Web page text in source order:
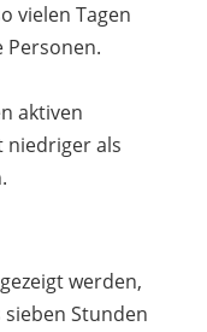
vielen Tagen
Personen.
aktiven
niedriger als
werden,
Stunden